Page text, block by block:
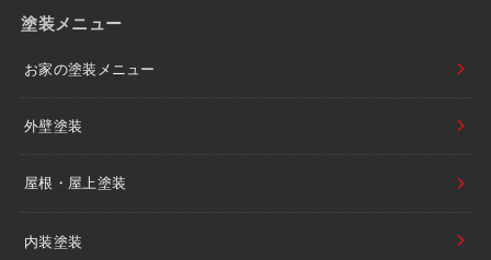
塗装メニュー
お家の塗装メニュー
外壁塗装
屋根・屋上塗装
内装塗装